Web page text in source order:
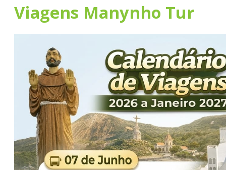
Viagens Manynho Tur